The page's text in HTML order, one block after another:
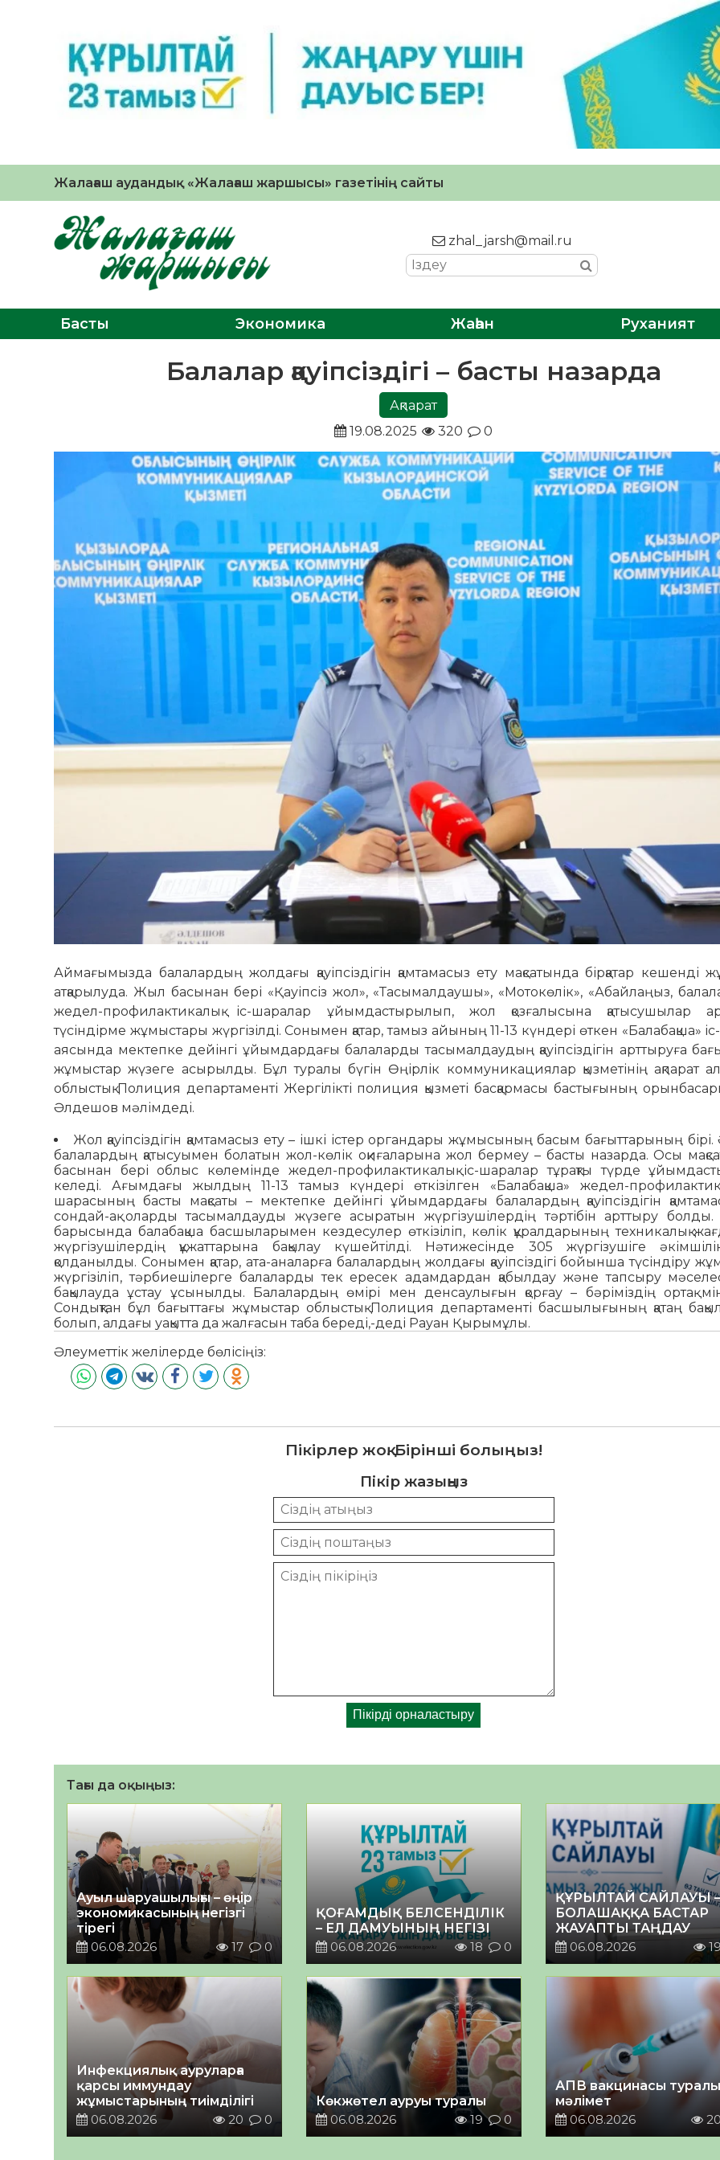
Жалағаш аудандық «Жалағаш жаршысы» газетінің сайты
zhal_jarsh@mail.ru
Басты Экономика Жаһан Руханият
Балалар қауіпсіздігі – басты назарда
Ақпарат
19.08.2025
320 0
Аймағымызда балалардың жолдағы қауіпсіздігін қамтамасыз ету мақсатында бірқатар кешенді
атқарылуда. Жыл басынан бері «Қауіпсіз жол», «Тасымалдаушы», «Мотокөлік», «Абайлаңыз,
жедел-профилактикалық іс-шаралар ұйымдастырылып, жол қозғалысына қатысушылар
түсіндірме жұмыстары жүргізілді. Сонымен қатар, тамыз айының 11-13 күндері өткен «Балабақша»
аясында мектепке дейінгі ұйымдардағы балаларды тасымалдаудың қауіпсіздігін арттыруға
жұмыстар жүзеге асырылды. Бұл туралы бүгін Өңірлік коммуникациялар қызметінің ақпарат
облыстық Полиция департаменті Жергілікті полиция қызметі басқармасы бастығының
Әлдешов мәлімдеді.
Жол қауіпсіздігін қамтамасыз ету – ішкі істер органдары жұмысының басым бағыттарының бірі.
балалардың қатысуымен болатын жол-көлік оқиғаларына жол бермеу – басты назарда. Осы
басынан бері облыс көлемінде жедел-профилактикалық іс-шаралар тұрақты түрде
келеді. Ағымдағы жылдың 11-13 тамыз күндері өткізілген «Балабақша» жедел-
шарасының басты мақсаты – мектепке дейінгі ұйымдардағы балалардың қауіпсіздігін
сондай-ақ оларды тасымалдауды жүзеге асыратын жүргізушілердің тәртібін арттыру болды.
барысында балабақша басшыларымен кездесулер өткізіліп, көлік құралдарының техникалық
жүргізушілердің құжаттарына бақылау күшейтілді. Нәтижесінде 305 жүргізушіге
қолданылды. Сонымен қатар, ата-аналарға балалардың жолдағы қауіпсіздігі бойынша түсіндіру
жүргізіліп, тәрбиешілерге балаларды тек ересек адамдардан қабылдау және тапсыру
бақылауда ұстау ұсынылды. Балалардың өмірі мен денсаулығын қорғау – бәріміздің ортақ
Сондықтан бұл бағыттағы жұмыстар облыстық Полиция департаменті басшылығының қатаң
болып, алдағы уақытта да жалғасын таба береді,-деді Рауан Қырымұлы.
Әлеуметтік желілерде бөлісіңіз:
Пікірлер жоқ. Бірінші болыңыз!
Пікір жазыңыз
Тағы да оқыңыз:
Ауыл шаруашылығы – өңір
экономикасының негізгі
тірегі
06.08.2026
17 0
ҚОҒАМДЫҚ БЕЛСЕНДІЛІК
– ЕЛ ДАМУЫНЫҢ НЕГІЗІ
06.08.2026
18 0
ҚҰРЫЛТАЙ САЙЛАУЫ –
БОЛАШАҚҚА БАСТАР
ЖАУАПТЫ ТАҢДАУ
06.08.2026
19
Инфекциялық ауруларға
қарсы иммундау
жұмыстарының тиімділігі
06.08.2026
20 0
Көкжөтел ауруы туралы
06.08.2026
19 0
АПВ вакцинасы туралы
мәлімет
06.08.2026
20